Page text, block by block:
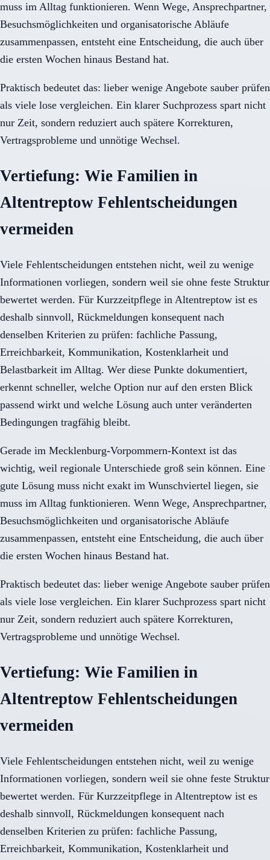
muss im Alltag funktionieren. Wenn Wege, Ansprechpartner,
Besuchsmöglichkeiten und organisatorische Abläufe
zusammenpassen, entsteht eine Entscheidung, die auch über
die ersten Wochen hinaus Bestand hat.
Praktisch bedeutet das: lieber wenige Angebote sauber prüfen
als viele lose vergleichen. Ein klarer Suchprozess spart nicht
nur Zeit, sondern reduziert auch spätere Korrekturen,
Vertragsprobleme und unnötige Wechsel.
Vertiefung: Wie Familien in
Altentreptow Fehlentscheidungen
vermeiden
Viele Fehlentscheidungen entstehen nicht, weil zu wenige
Informationen vorliegen, sondern weil sie ohne feste Struktur
bewertet werden. Für Kurzzeitpflege in Altentreptow ist es
deshalb sinnvoll, Rückmeldungen konsequent nach
denselben Kriterien zu prüfen: fachliche Passung,
Erreichbarkeit, Kommunikation, Kostenklarheit und
Belastbarkeit im Alltag. Wer diese Punkte dokumentiert,
erkennt schneller, welche Option nur auf den ersten Blick
passend wirkt und welche Lösung auch unter veränderten
Bedingungen tragfähig bleibt.
Gerade im Mecklenburg-Vorpommern-Kontext ist das
wichtig, weil regionale Unterschiede groß sein können. Eine
gute Lösung muss nicht exakt im Wunschviertel liegen, sie
muss im Alltag funktionieren. Wenn Wege, Ansprechpartner,
Besuchsmöglichkeiten und organisatorische Abläufe
zusammenpassen, entsteht eine Entscheidung, die auch über
die ersten Wochen hinaus Bestand hat.
Praktisch bedeutet das: lieber wenige Angebote sauber prüfen
als viele lose vergleichen. Ein klarer Suchprozess spart nicht
nur Zeit, sondern reduziert auch spätere Korrekturen,
Vertragsprobleme und unnötige Wechsel.
Vertiefung: Wie Familien in
Altentreptow Fehlentscheidungen
vermeiden
Viele Fehlentscheidungen entstehen nicht, weil zu wenige
Informationen vorliegen, sondern weil sie ohne feste Struktur
bewertet werden. Für Kurzzeitpflege in Altentreptow ist es
deshalb sinnvoll, Rückmeldungen konsequent nach
denselben Kriterien zu prüfen: fachliche Passung,
Erreichbarkeit, Kommunikation, Kostenklarheit und